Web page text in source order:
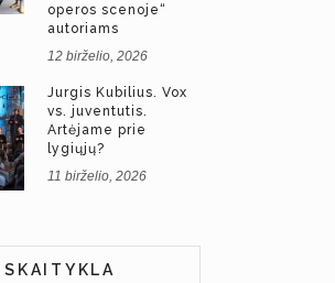
operos scenoje“
autoriams
12 birželio, 2026
Jurgis Kubilius. Vox
vs. juventutis.
Artėjame prie
lygiųjų?
11 birželio, 2026
SKAITYKLA